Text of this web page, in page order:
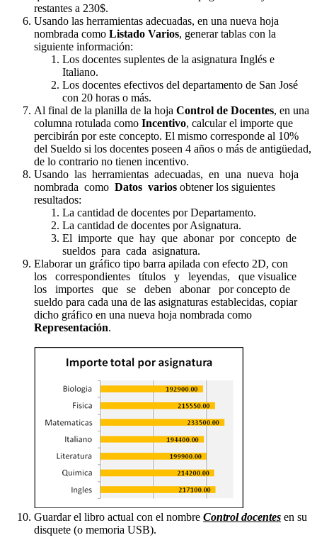
restantes a 230$.
Usando las herramientas adecuadas, en una nueva hoja
nombrada como Listado Varios, generar tablas con la
siguiente información:
Los docentes suplentes de la asignatura Inglés e
Italiano.
Los docentes efectivos del departamento de San José
con 20 horas o más.
Al final de la planilla de la hoja Control de Docentes, en una
columna rotulada como Incentivo, calcular el importe que
percibirán por este concepto. El mismo corresponde al 10%
del Sueldo si los docentes poseen 4 años o más de antigüedad,
de lo contrario no tienen incentivo.
Usando las herramientas adecuadas, en una nueva hoja
nombrada como Datos varios obtener los siguientes
resultados:
La cantidad de docentes por Departamento.
La cantidad de docentes por Asignatura.
El importe que hay que abonar por concepto de
sueldos para cada asignatura.
Elaborar un gráfico tipo barra apilada con efecto 2D, con
los correspondientes títulos y leyendas, que visualice
los importes que se deben abonar por concepto de
sueldo para cada una de las asignaturas establecidas, copiar
dicho gráfico en una nueva hoja nombrada como
Representación.
Guardar el libro actual con el nombre Control docentes en su
disquete (o memoria USB).